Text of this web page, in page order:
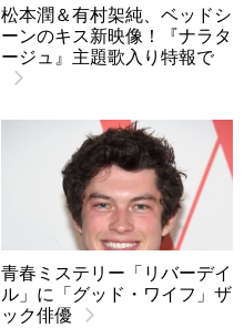
松本潤＆有村架純、ベッドシ
ーンのキス新映像！『ナラタ
ージュ』主題歌入り特報で
青春ミステリー「リバーデイ
ル」に「グッド・ワイフ」ザ
ック俳優